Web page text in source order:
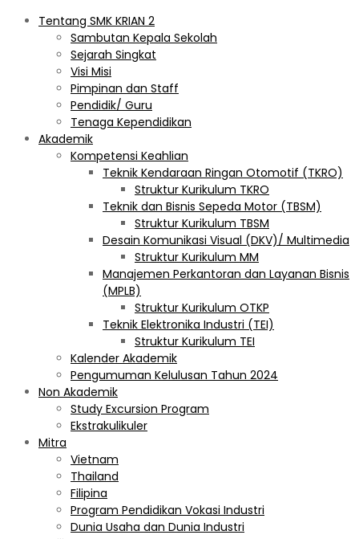
Tentang SMK KRIAN 2
Sambutan Kepala Sekolah
Sejarah Singkat
Visi Misi
Pimpinan dan Staff
Pendidik/ Guru
Tenaga Kependidikan
Akademik
Kompetensi Keahlian
Teknik Kendaraan Ringan Otomotif (TKRO)
Struktur Kurikulum TKRO
Teknik dan Bisnis Sepeda Motor (TBSM)
Struktur Kurikulum TBSM
Desain Komunikasi Visual (DKV)/ Multimedia
Struktur Kurikulum MM
Manajemen Perkantoran dan Layanan Bisnis
(MPLB)
Struktur Kurikulum OTKP
Teknik Elektronika Industri (TEI)
Struktur Kurikulum TEI
Kalender Akademik
Pengumuman Kelulusan Tahun 2024
Non Akademik
Study Excursion Program
Ekstrakulikuler
Mitra
Vietnam
Thailand
Filipina
Program Pendidikan Vokasi Industri
Dunia Usaha dan Dunia Industri